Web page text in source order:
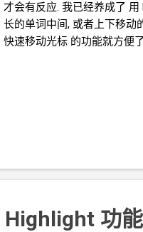
才会有反应. 我已经养成了
长的单词中间, 或者上下移动
快速移动光标 的功能就方便
Highlight 功